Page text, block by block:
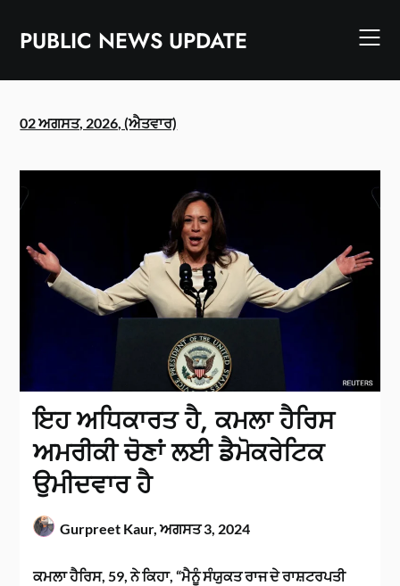
contentPUBLIC NEWS UPDATE
02 ਅਗਸਤ, 2026, (ਐਤਵਾਰ)
ਇਹ ਅਧਿਕਾਰਤ ਹੈ, ਕਮਲਾ ਹੈਰਿਸ
ਅਮਰੀਕੀ ਚੋਣਾਂ ਲਈ ਡੈਮੋਕਰੇਟਿਕ
ਉਮੀਦਵਾਰ ਹੈ
Gurpreet Kaur,ਅਗਸਤ 3, 2024
ਕਮਲਾ ਹੈਰਿਸ, 59, ਨੇ ਕਿਹਾ, “ਮੈਨੂੰ ਸੰਯੁਕਤ ਰਾਜ ਦੇ ਰਾਸ਼ਟਰਪਤੀ